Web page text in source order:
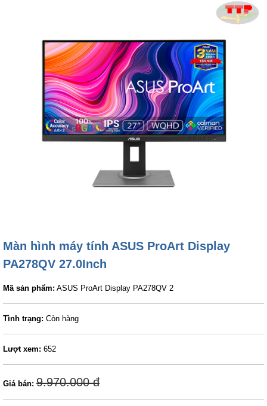
Màn hình máy tính ASUS ProArt Display
PA278QV 27.0Inch
Mã sản phẩm: ASUS ProArt Display PA278QV 2
Tình trạng: Còn hàng
Lượt xem: 652
Giá bán: 9.970.000 đ